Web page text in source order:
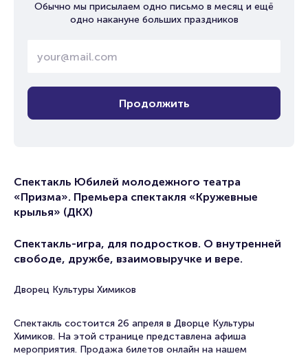
Обычно мы присылаем одно письмо в месяц и ещё
одно накануне больших праздников
Продолжить
Спектакль Юбилей молодежного театра
«Призма». Премьера спектакля «Кружевные
крылья» (ДКХ)
Спектакль-игра, для подростков. О внутренней
свободе, дружбе, взаимовыручке и вере.
Дворец Культуры Химиков
Спектакль состоится 26 апреля в Дворце Культуры
Химиков. На этой странице представлена афиша
мероприятия. Продажа билетов онлайн на нашем